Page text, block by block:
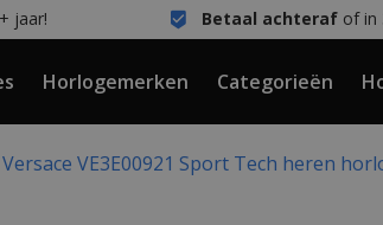
jaar! Betaal achterafof in
Horlogemerken Categorieën
Versace VE3E00921 Sport Tech heren